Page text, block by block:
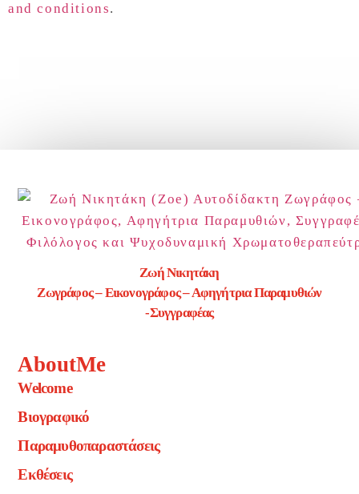
and conditions.
Ζωή Νικητάκη
Ζωγράφος – Εικονογράφος – Αφηγήτρια Παραμυθιών
-Συγγραφέας
AboutMe
Welcome
Βιογραφικό
Παραμυθοπαραστάσεις
Εκθέσεις